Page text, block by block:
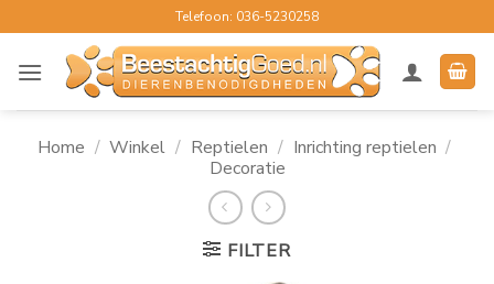
naar
inhoud
Telefoon: 036-5230258
Home / Winkel / Reptielen / Inrichting reptielen /
Decoratie
FILTER